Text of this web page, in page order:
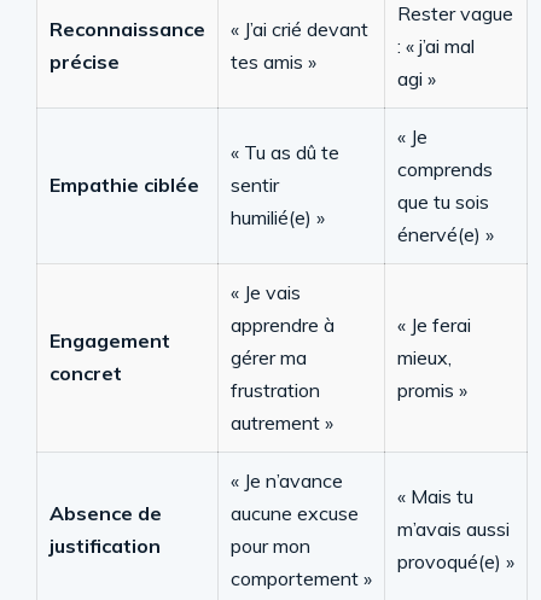
Reconnaissance
précise
« J’ai crié devant
tes amis »
Rester vague
: « j’ai mal
agi »
Empathie ciblée
« Tu as dû te
sentir
humilié(e) »
« Je
comprends
que tu sois
énervé(e) »
Engagement
concret
« Je vais
apprendre à
gérer ma
frustration
autrement »
« Je ferai
mieux,
promis »
Absence de
justification
« Je n’avance
aucune excuse
pour mon
comportement »
« Mais tu
m’avais aussi
provoqué(e) »